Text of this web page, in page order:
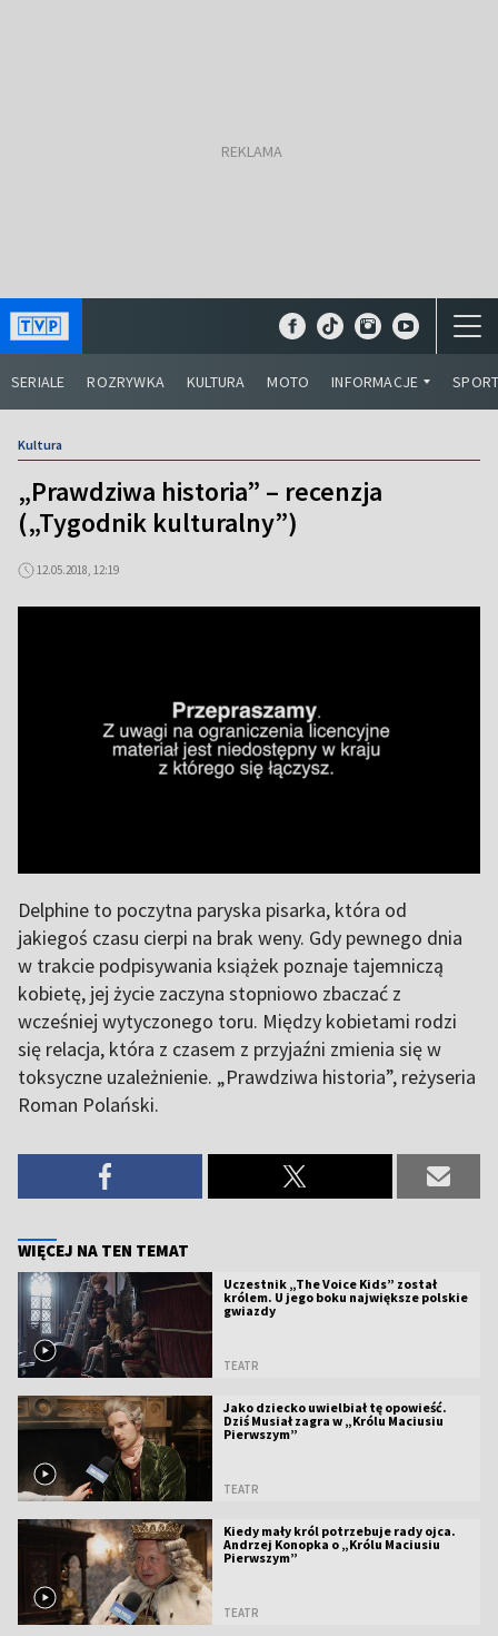
SERIALE ROZRYWKA KULTURA MOTO INFORMACJE
Kultura
„Prawdziwa historia” – recenzja
(„Tygodnik kulturalny”)
12.05.2018, 12:19
Delphine to poczytna paryska pisarka, która od
jakiegoś czasu cierpi na brak weny. Gdy pewnego dnia
w trakcie podpisywania książek poznaje tajemniczą
kobietę, jej życie zaczyna stopniowo zbaczać z
wcześniej wytyczonego toru. Między kobietami rodzi
się relacja, która z czasem z przyjaźni zmienia się w
toksyczne uzależnienie. „Prawdziwa historia”, reżyseria
Roman Polański.
WIĘCEJ NA TEN TEMAT
Uczestnik „The Voice Kids” został
królem. U jego boku największe polskie
gwiazdy
TEATR
Jako dziecko uwielbiał tę opowieść.
Dziś Musiał zagra w „Królu Maciusiu
Pierwszym”
TEATR
Kiedy mały król potrzebuje rady ojca.
Andrzej Konopka o „Królu Maciusiu
Pierwszym”
TEATR